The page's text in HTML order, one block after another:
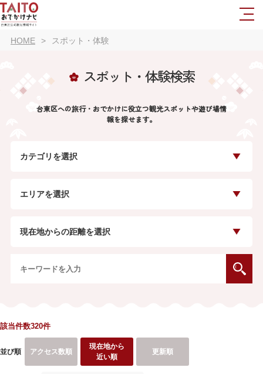
HOME スポット・体験
スポット・体験検索
台東区への旅行・おでかけに役立つ観光スポットや遊び場情
報を探せます。
カテゴリを選択
エリアを選択
現在地からの距離を選択
該当件数320件
並び順 アクセス数順
現在地から
近い順
更新順